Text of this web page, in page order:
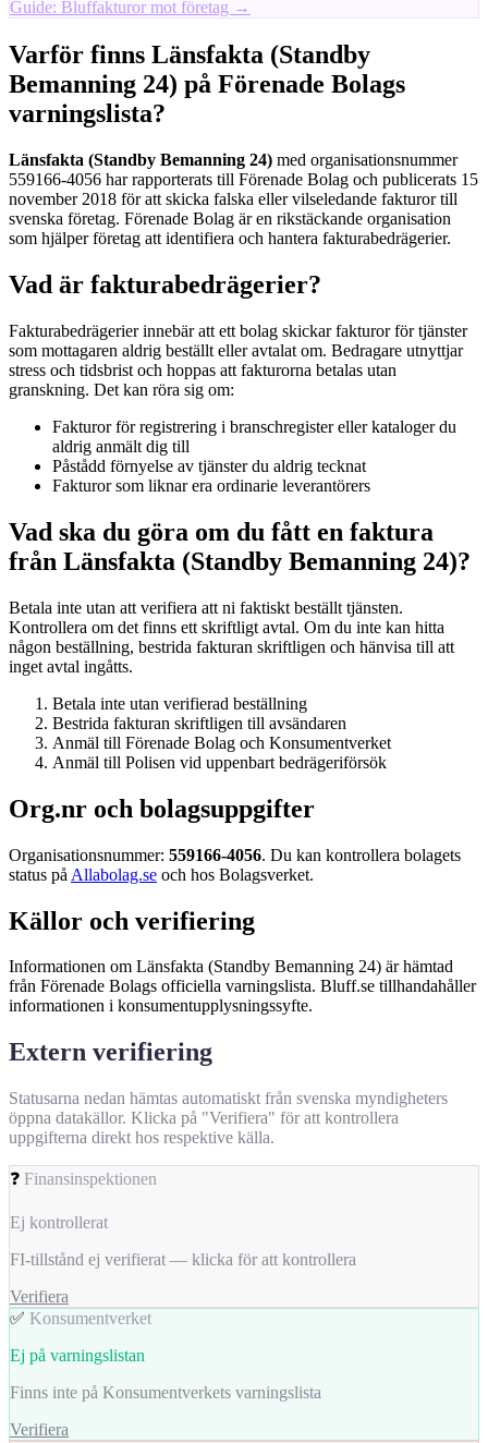
Guide: Bluffakturor mot företag →
Varför finns Länsfakta (Standby
Bemanning 24) på Förenade Bolags
varningslista?
Länsfakta (Standby Bemanning 24) med organisationsnummer
559166-4056 har rapporterats till Förenade Bolag och publicerats 15
november 2018 för att skicka falska eller vilseledande fakturor till
svenska företag. Förenade Bolag är en rikstäckande organisation
som hjälper företag att identifiera och hantera fakturabedrägerier.
Vad är fakturabedrägerier?
Fakturabedrägerier innebär att ett bolag skickar fakturor för tjänster
som mottagaren aldrig beställt eller avtalat om. Bedragare utnyttjar
stress och tidsbrist och hoppas att fakturorna betalas utan
granskning. Det kan röra sig om:
Fakturor för registrering i branschregister eller kataloger du
aldrig anmält dig till
Påstådd förnyelse av tjänster du aldrig tecknat
Fakturor som liknar era ordinarie leverantörers
Vad ska du göra om du fått en faktura
från Länsfakta (Standby Bemanning 24)?
Betala inte utan att verifiera att ni faktiskt beställt tjänsten.
Kontrollera om det finns ett skriftligt avtal. Om du inte kan hitta
någon beställning, bestrida fakturan skriftligen och hänvisa till att
inget avtal ingåtts.
Betala inte utan verifierad beställning
Bestrida fakturan skriftligen till avsändaren
Anmäl till Förenade Bolag och Konsumentverket
Anmäl till Polisen vid uppenbart bedrägeriförsök
Org.nr och bolagsuppgifter
Organisationsnummer: 559166-4056. Du kan kontrollera bolagets
status på Allabolag.se och hos Bolagsverket.
Källor och verifiering
Informationen om Länsfakta (Standby Bemanning 24) är hämtad
från Förenade Bolags officiella varningslista. Bluff.se tillhandahåller
informationen i konsumentupplysningssyfte.
Extern verifiering
Statusarna nedan hämtas automatiskt från svenska myndigheters
öppna datakällor. Klicka på "Verifiera" för att kontrollera
uppgifterna direkt hos respektive källa.
❓ Finansinspektionen
Ej kontrollerat
FI-tillstånd ej verifierat — klicka för att kontrollera
Verifiera
✅ Konsumentverket
Ej på varningslistan
Finns inte på Konsumentverkets varningslista
Verifiera